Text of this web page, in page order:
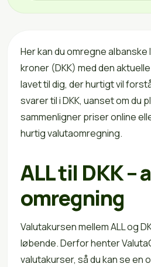
Her kan du omregne albanske
kroner (DKK) med den
lavet til dig, der hurtigt vil
svarer til i DKK, uanset om du
sammenligner priser online
hurtig valutaomregning.
ALL til DKK –
omregning
Valutakursen mellem ALL og
løbende. Derfor henter
valutakurser, så du kan se en